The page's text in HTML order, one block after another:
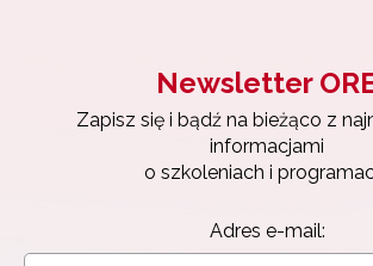
Newsletter
Zapisz się i bądź na bieżąco z
informacjami
o szkoleniach i
Adres e-mail: